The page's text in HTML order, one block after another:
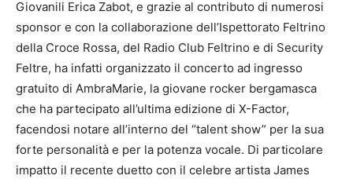
Giovanili Erica Zabot, e grazie al contributo di numerosi
sponsor e con la collaborazione dell’Ispettorato Feltrino
della Croce Rossa, del Radio Club Feltrino e di Security
Feltre, ha infatti organizzato il concerto ad ingresso
gratuito di AmbraMarie, la giovane rocker bergamasca
che ha partecipato all’ultima edizione di X-Factor,
facendosi notare all’interno del “talent show” per la sua
forte personalità e per la potenza vocale. Di particolare
impatto il recente duetto con il celebre artista James